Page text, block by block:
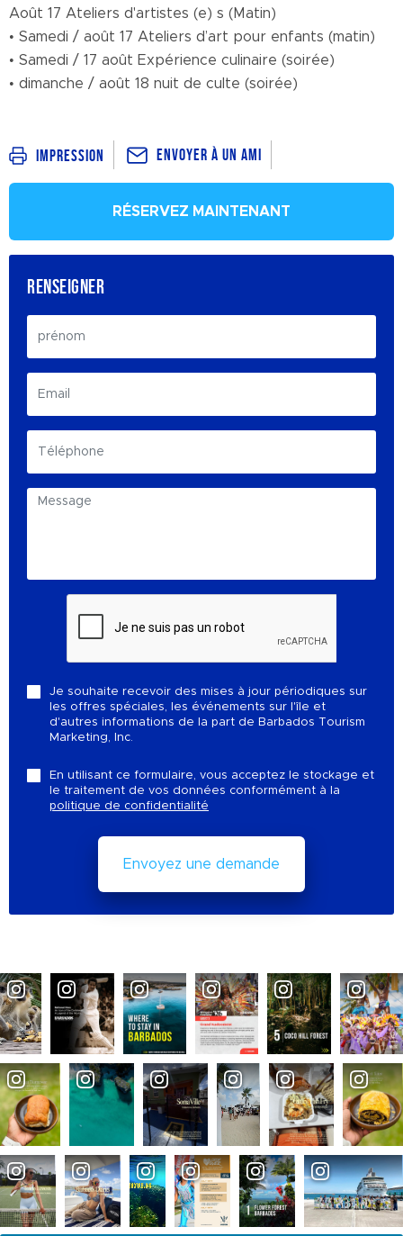
Août 17 Ateliers d'artistes (e) s (Matin)
• Samedi / août 17 Ateliers d’art pour enfants (matin)
• Samedi / 17 août Expérience culinaire (soirée)
• dimanche / août 18 nuit de culte (soirée)
Impression Envoyer à un ami
RÉSERVEZ MAINTENANT
RENSEIGNER
Je souhaite recevoir des mises à jour périodiques sur
les offres spéciales, les événements sur l'île et
d'autres informations de la part de Barbados Tourism
Marketing, Inc.
En utilisant ce formulaire, vous acceptez le stockage et
le traitement de vos données conformément à la
politique de confidentialité